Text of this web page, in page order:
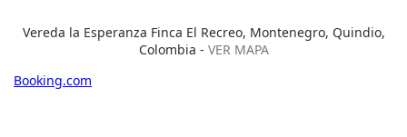
Vereda la Esperanza Finca El Recreo, Montenegro, Quindio,
Colombia - VER MAPA
Booking.com